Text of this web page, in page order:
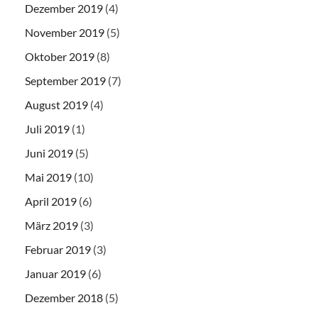
Dezember 2019 (4)
November 2019 (5)
Oktober 2019 (8)
September 2019 (7)
August 2019 (4)
Juli 2019 (1)
Juni 2019 (5)
Mai 2019 (10)
April 2019 (6)
März 2019 (3)
Februar 2019 (3)
Januar 2019 (6)
Dezember 2018 (5)